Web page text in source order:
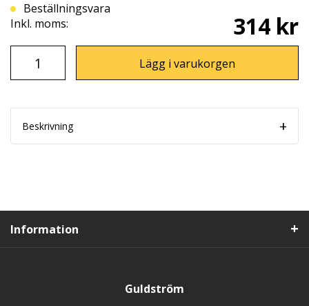
Beställningsvara
Inkl. moms:
314 kr
Lägg i varukorgen
Beskrivning
Information
Guldström